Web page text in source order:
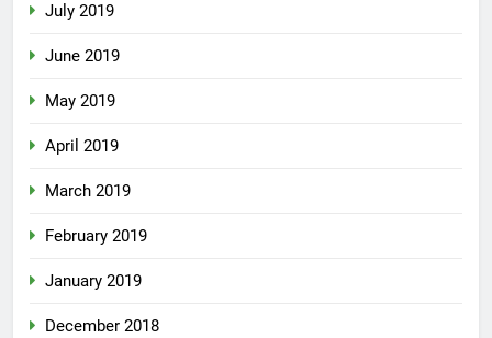
July 2019
June 2019
May 2019
April 2019
March 2019
February 2019
January 2019
December 2018